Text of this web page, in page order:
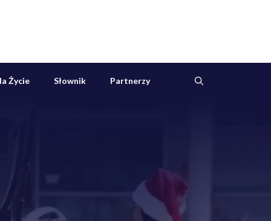
Życie Słownik Partnerzy